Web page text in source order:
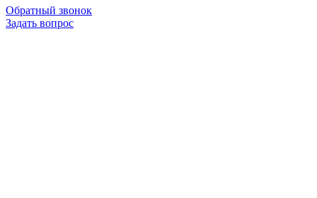
Обратный звонок
Задать вопрос